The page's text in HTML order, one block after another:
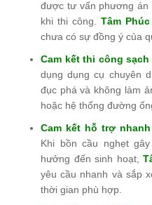
được tư vấn phương án
khi thi công. Tâm Phúc
chưa có sự đồng ý của
Cam kết thi công
dụng dụng cụ chuyên
đục phá và không làm
hoặc hệ thống đường
Cam kết hỗ trợ
Khi bồn cầu nghẹt
hưởng đến sinh hoạt,
yêu cầu nhanh và sắp
thời gian phù hợp.